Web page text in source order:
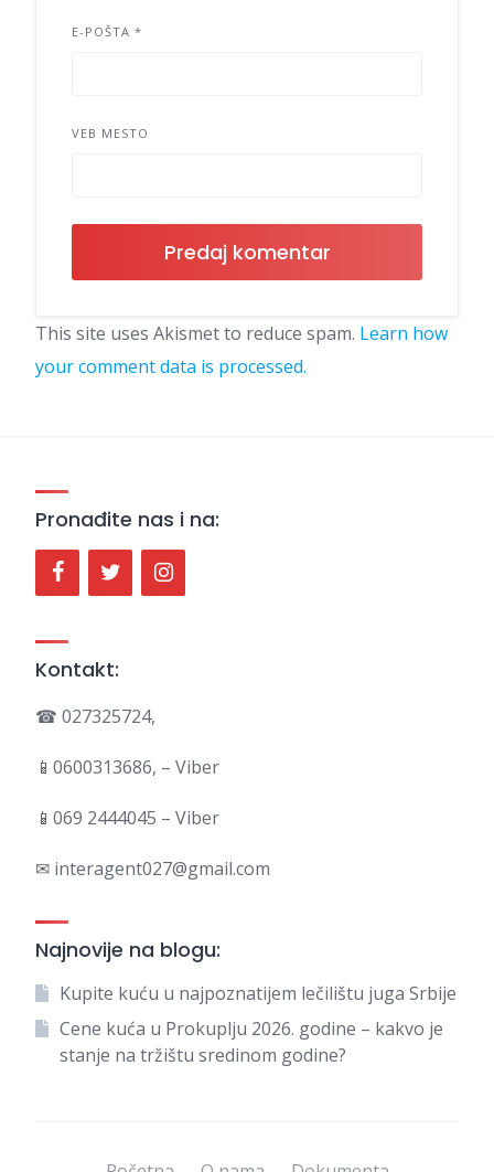
E-POŠTA *
VEB MESTO
This site uses Akismet to reduce spam. Learn how
your comment data is processed.
Pronađite nas i na:
Kontakt:
☎ 027325724,
📱0600313686, – Viber
📱069 2444045 – Viber
✉ interagent027@gmail.com
Najnovije na blogu:
Kupite kuću u najpoznatijem lečilištu juga Srbije
Cene kuća u Prokuplju 2026. godine – kakvo je
stanje na tržištu sredinom godine?